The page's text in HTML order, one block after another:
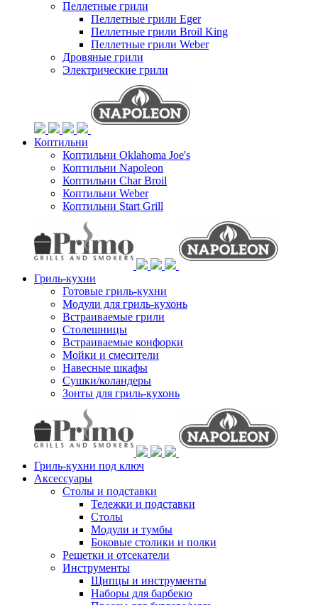
Пеллетные грили
Пеллетные грили Eger
Пеллетные грили Broil King
Пеллетные грили Weber
Дровяные грили
Электрические грили
Коптильни
Коптильни Oklahoma Joe's
Коптильни Napoleon
Коптильни Char Broil
Коптильни Weber
Коптильни Start Grill
Гриль-кухни
Готовые гриль-кухни
Модули для гриль-кухонь
Встраиваемые грили
Столешницы
Встраиваемые конфорки
Мойки и смесители
Навесные шкафы
Сушки/коландеры
Зонты для гриль-кухонь
Гриль-кухни под ключ
Аксессуары
Столы и подставки
Тележки и подставки
Столы
Модули и тумбы
Боковые столики и полки
Решетки и отсекатели
Инструменты
Щипцы и инструменты
Наборы для барбекю